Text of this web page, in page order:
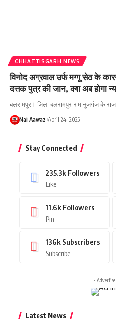
CHHATTISGARH NEWS
विनोद अग्रवाल उर्फ मग्गू सेठ के
दत्तक पुत्र की जान, क्या अब होगा
बलरामपुर। जिला बलरामपुर-रामानुजगंज के
Nai Aawaz April 24, 2025
Stay Connected
235.3k Followers
Like
11.6k Followers
Pin
136k Subscribers
Subscribe
-
Latest News